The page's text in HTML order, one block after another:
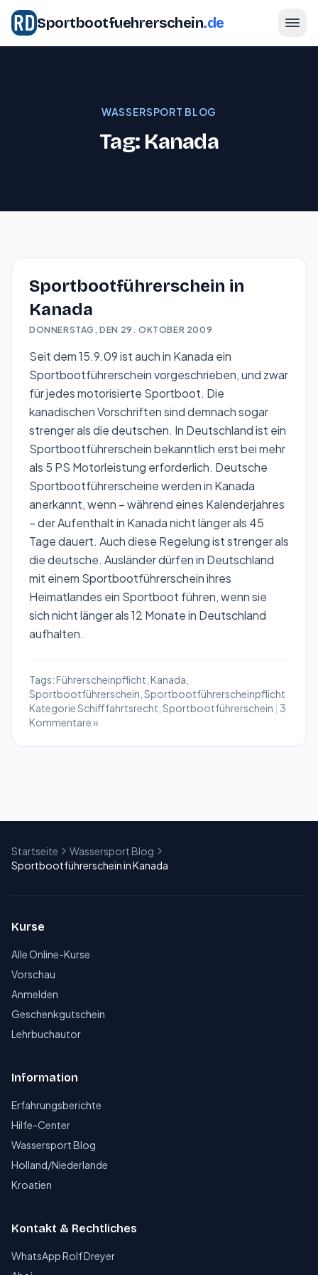
Sportbootfuehrerschein.de
WASSERSPORT BLOG
Tag: Kanada
Sportbootführerschein in
Kanada
DONNERSTAG, DEN 29. OKTOBER 2009
Seit dem 15.9.09 ist auch in Kanada ein
Sportbootführerschein vorgeschrieben, und zwar
für jedes motorisierte Sportboot. Die
kanadischen Vorschriften sind demnach sogar
strenger als die deutschen. In Deutschland ist ein
Sportbootführerschein bekanntlich erst bei mehr
als 5 PS Motorleistung erforderlich. Deutsche
Sportbootführerscheine werden in Kanada
anerkannt, wenn – während eines Kalenderjahres
– der Aufenthalt in Kanada nicht länger als 45
Tage dauert. Auch diese Regelung ist strenger als
die deutsche. Ausländer dürfen in Deutschland
mit einem Sportbootführerschein ihres
Heimatlandes ein Sportboot führen, wenn sie
sich nicht länger als 12 Monate in Deutschland
aufhalten.
Tags:Führerscheinpflicht Kanada
Sportbootführerschein Sportbootführerscheinpflicht
KategorieSchifffahrtsrecht Sportbootführerschein | 3
Kommentare »
Startseite
Wassersport Blog
Sportbootführerschein in Kanada
Kurse
Alle Online-Kurse
Vorschau
Anmelden
Geschenkgutschein
Lehrbuchautor
Information
Erfahrungsberichte
Hilfe-Center
Wassersport Blog
Holland/Niederlande
Kroatien
Kontakt & Rechtliches
WhatsApp Rolf Dreyer